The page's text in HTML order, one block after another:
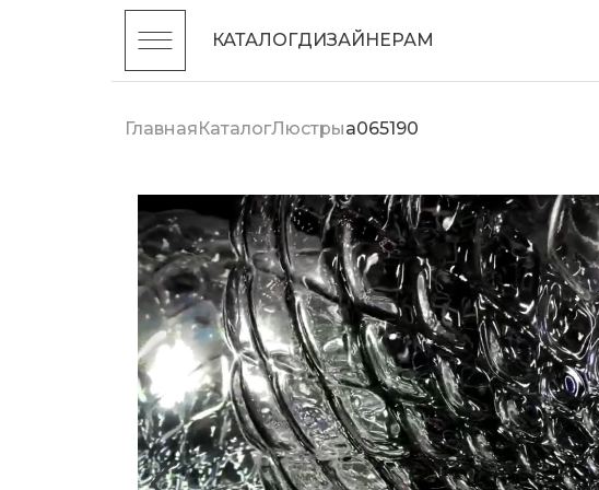
КАТАЛОГДИЗАЙНЕРАМ
ГлавнаяКаталогЛюстрыa065190